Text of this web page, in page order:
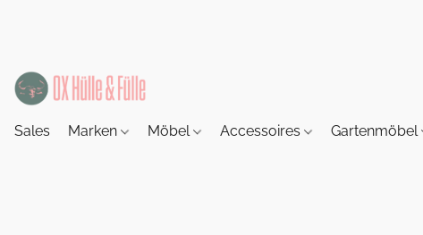
Sales Marken Möbel Accessoires Gartenmöbel